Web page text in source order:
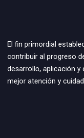
El fin primordial
contribuir al progreso
desarrollo, aplicación y
mejor atención y